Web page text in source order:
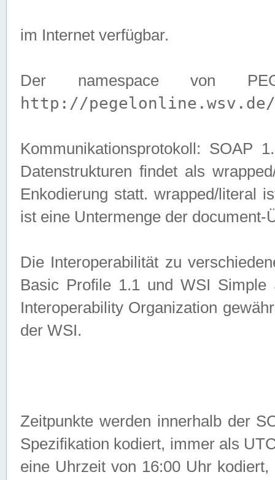
im Internet verfügbar.
Der namespace von
http://pegelonline.wsv.de/
Kommunikationsprotokoll: SOAP
Datenstrukturen findet als
Enkodierung statt. wrapped/literal
ist eine Untermenge der
Die Interoperabilität zu
Basic Profile 1.1 und WSI
Interoperability Organization
der WSI.
Zeitpunkte werden innerhalb der
Spezifikation kodiert, immer als
eine Uhrzeit von 16:00 Uhr